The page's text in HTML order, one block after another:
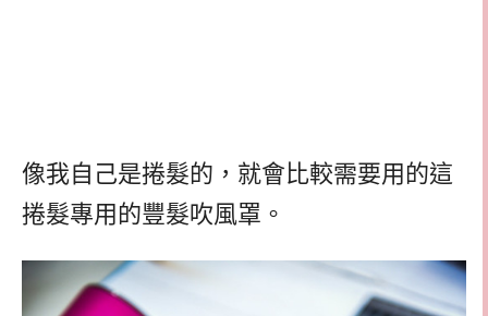
像我自己是捲髮的，就會比較需要用的這
捲髮專用的豐髮吹風罩。